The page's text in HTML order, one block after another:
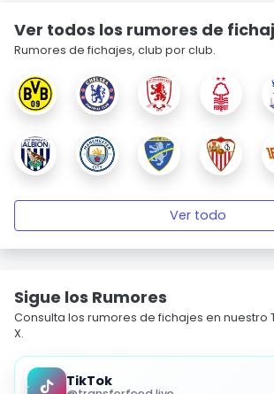
Ver todos los rumores de
Rumores de fichajes, club por club.
Ver todo
Sigue los Rumores
Consulta los rumores de fichajes en nuestro
X.
TikTok